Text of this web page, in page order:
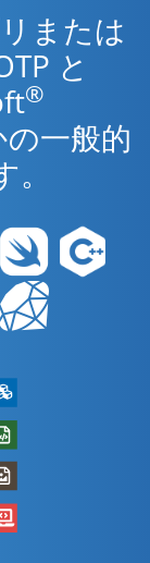
または
と
®
一般的